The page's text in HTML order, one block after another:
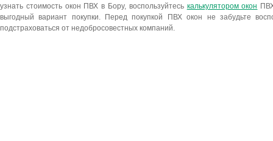
узнать стоимость окон ПВХ в Бору, воспользуйтесь калькулятором окон
выгодный вариант покупки. Перед покупкой ПВХ окон не забудьте
подстраховаться от недобросовестных компаний.